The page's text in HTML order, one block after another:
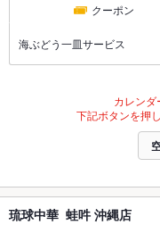
クーポン
海ぶどう一皿サービス
カレンダ
下記ボタンを押
琉球中華 蛙吽 沖縄店